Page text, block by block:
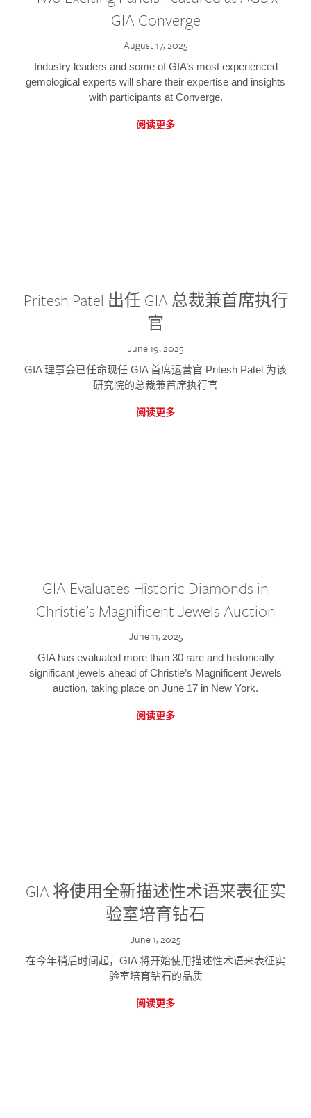
GIA Converge
August 17, 2025
Industry leaders and some of GIA’s most experienced
gemological experts will share their expertise and insights
with participants at Converge.
阅读更多
Pritesh Patel 出任 GIA 总裁兼首席执行
官
June 19, 2025
GIA 理事会已任命现任 GIA 首席运营官 Pritesh Patel 为该
研究院的总裁兼首席执行官
阅读更多
GIA Evaluates Historic Diamonds in
Christie’s Magnificent Jewels Auction
June 11, 2025
GIA has evaluated more than 30 rare and historically
significant jewels ahead of Christie’s Magnificent Jewels
auction, taking place on June 17 in New York.
阅读更多
GIA 将使用全新描述性术语来表征实
验室培育钻石
June 1, 2025
在今年稍后时间起，GIA 将开始使用描述性术语来表征实
验室培育钻石的品质
阅读更多